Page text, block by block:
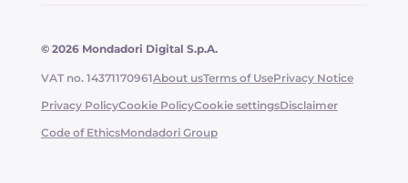
© 2026 Mondadori Digital S.p.A.
VAT no. 14371170961About usTerms of UsePrivacy Notice
Privacy PolicyCookie PolicyCookie settingsDisclaimer
Code of EthicsMondadori Group